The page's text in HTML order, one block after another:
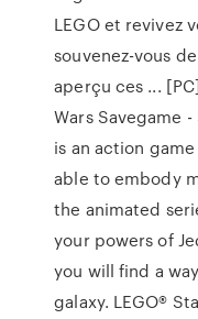
LEGO et revivez
souvenez-vous
aperçu ces ...
Wars Savegame
is an action
able to embody
the animated
your powers of
you will find a
galaxy. LEGO®